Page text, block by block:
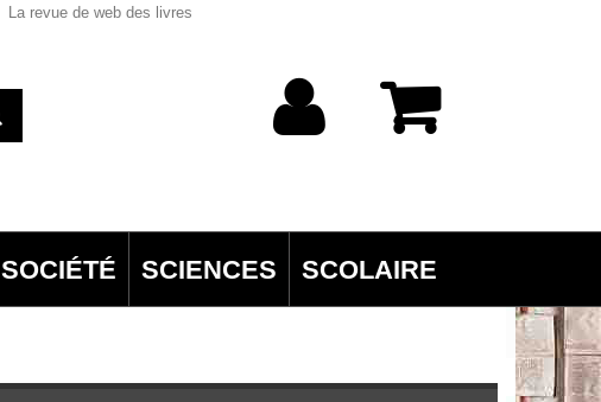
La revue de web des livres
SOCIÉTÉ SCIENCES SCOLAIRE